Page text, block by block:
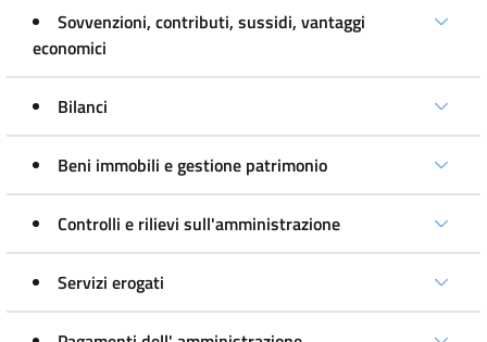
Sovvenzioni, contributi, sussidi, vantaggi
economici
Bilanci
Beni immobili e gestione patrimonio
Controlli e rilievi sull'amministrazione
Servizi erogati